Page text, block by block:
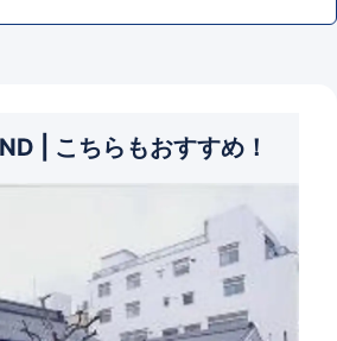
| こちらもおすすめ！